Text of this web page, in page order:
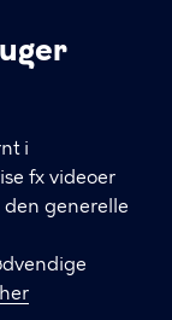
i
fx videoer
generelle